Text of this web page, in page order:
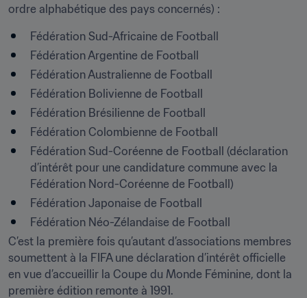
ordre alphabétique des pays concernés) :
Fédération Sud-Africaine de Football
Fédération Argentine de Football
Fédération Australienne de Football
Fédération Bolivienne de Football
Fédération Brésilienne de Football
Fédération Colombienne de Football
Fédération Sud-Coréenne de Football (déclaration
d’intérêt pour une candidature commune avec la
Fédération Nord-Coréenne de Football)
Fédération Japonaise de Football
Fédération Néo-Zélandaise de Football
C’est la première fois qu’autant d’associations membres
soumettent à la FIFA une déclaration d’intérêt officielle
en vue d’accueillir la Coupe du Monde Féminine, dont la
première édition remonte à 1991.